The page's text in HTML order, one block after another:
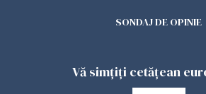
Politica de
Politica
Cookies
Gestionați
preferințele
SONDAJ DE OPINIE
Vă simțiți cetățean